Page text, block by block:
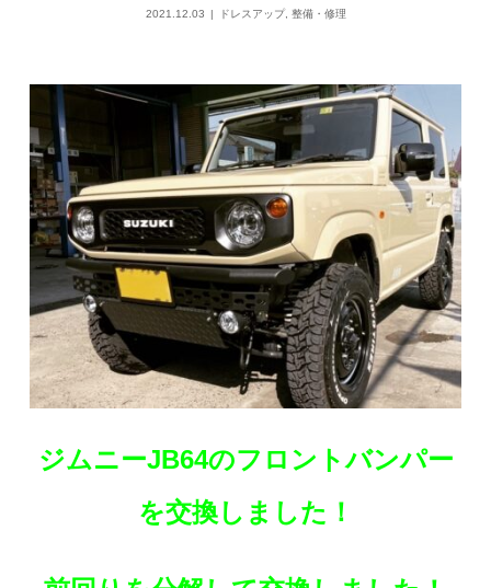
2021.12.03 ドレスアップ, 整備・修理
ジムニーJB64のフロントバンパー
を交換しました！